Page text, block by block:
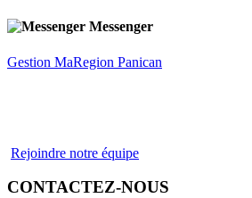
Messenger
Gestion MaRegion Panican
Rejoindre notre équipe
CONTACTEZ-NOUS